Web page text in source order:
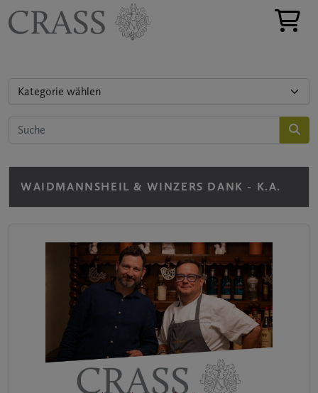
WAIDMANNSHEIL & WINZERS DANK - K.A.